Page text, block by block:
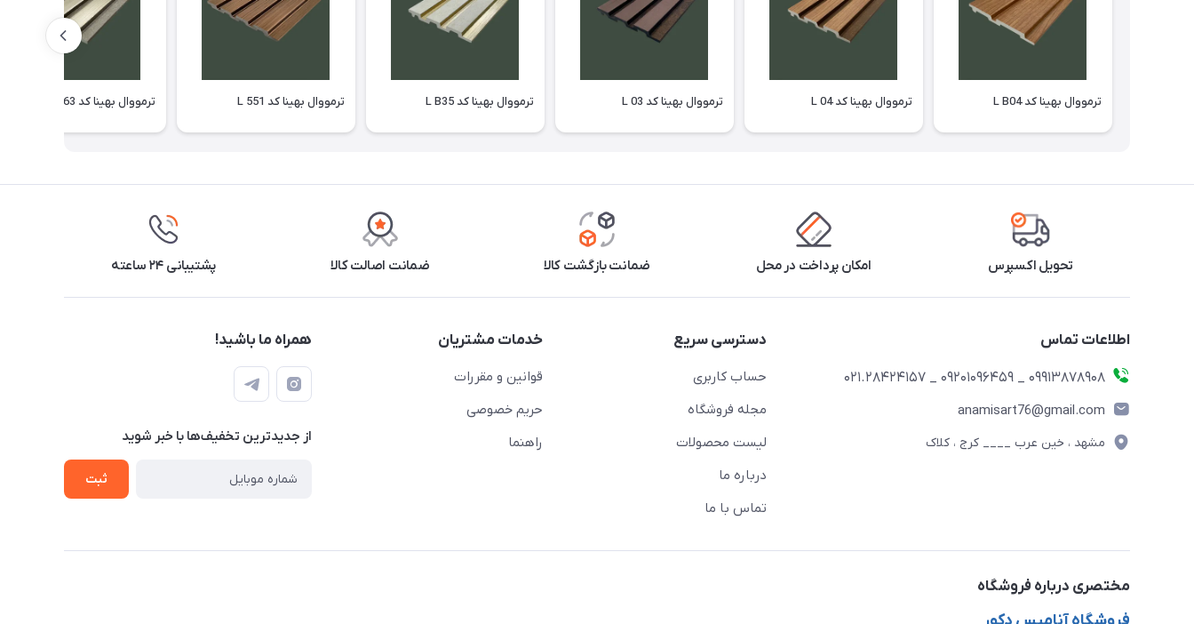
ترمووال بهینا کد L B04 ترمووال بهینا کد L 04 ترمووال بهینا کد L 03 ترمووال بهینا کد L B35 ترمووال بهینا کد L 551 ترمووال بهینا کد L 363
تحویل اکسپرس امکان پرداخت در محل ضمانت بازگشت کالا ضمانت اصالت کالا پشتیبانی ۲۴ ساعته
اطلاعات تماس
09913878908 _ 09201096459 _ 021.28424157
anamisart76@gmail.com
مشهد ، خین عرب ____ کرج ، کلاک
دسترسی سریع
حساب کاربری
مجله فروشگاه
لیست محصولات
درباره ما
تماس با ما
خدمات مشتریان
قوانین و مقررات
حریم خصوصی
راهنما
همراه ما باشید!
از جدید‌ترین تخفیف‌ها با‌ خبر شوید
ثبت
مختصری درباره فروشگاه